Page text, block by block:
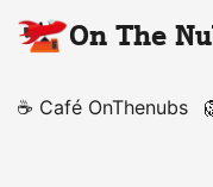
On The
☕️ Café OnThenubs